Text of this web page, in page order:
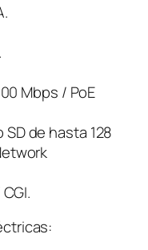
Mbps / PoE
de hasta 128